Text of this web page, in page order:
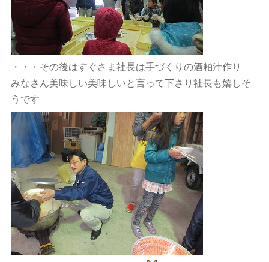
・・・その後はすぐさま社長は手づくりの酒粕汁作り
みなさん美味しい美味しいと言って下さり社長も嬉しそ
うです